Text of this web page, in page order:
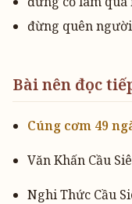
đừng quên
Bài nên đọc
Cúng cơm 49
Văn Khấn Cầu
Nghi Thức Cầu